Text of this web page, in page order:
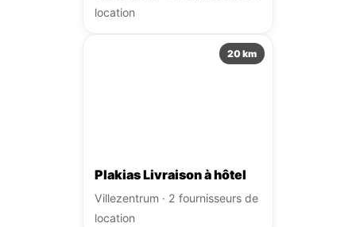
location
20 km
Plakias Livraison à hôtel
Villezentrum · 2 fournisseurs de
location